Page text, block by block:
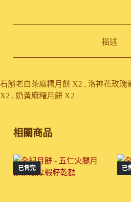
描述
石斛老白茶麻糬月餅 X2 , 洛神花玫瑰
X2 , 奶黃麻糬月餅 X2
相關商品
已售完 已